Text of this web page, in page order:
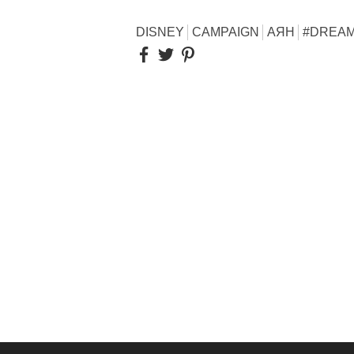
DISNEY CAMPAIGN АЯН